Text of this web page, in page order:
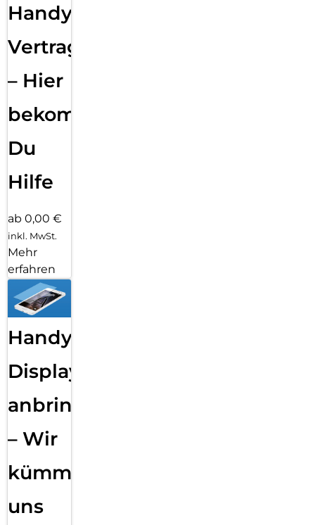
Handy
Vertragsabwicklung
– Hier
bekommst
Du
Hilfe
ab 0,00 €
inkl. MwSt.
Mehr
erfahren
Handy
Displayfolie
anbringen
– Wir
kümmern
uns